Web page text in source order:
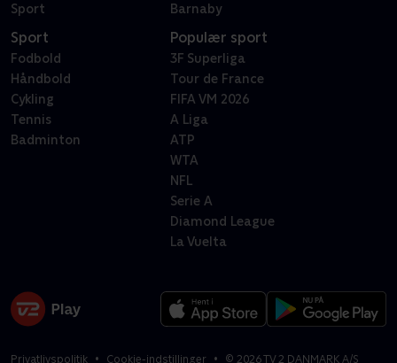
Sport
Barnaby
Sport
Fodbold
Håndbold
Cykling
Tennis
Badminton
Populær sport
3F Superliga
Tour de France
FIFA VM 2026
A Liga
ATP
WTA
NFL
Serie A
Diamond League
La Vuelta
Privatlivspolitik Cookie-indstillinger © 2026TV 2 DANMARK A/S